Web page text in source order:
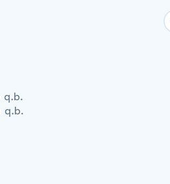
q.b.
q.b.